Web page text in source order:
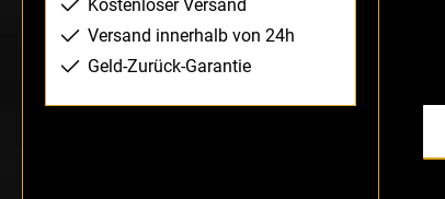
Kostenloser Versand
Versand innerhalb von 24h
Geld-Zurück-Garantie